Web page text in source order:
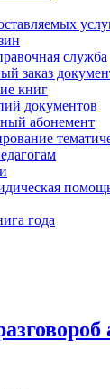
служба
заказ
книг
документов
абонемент
года